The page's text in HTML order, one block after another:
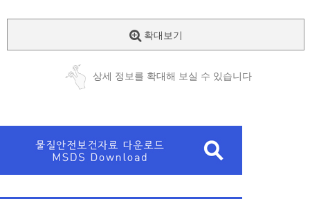
확대보기
상세 정보를 확대해 보실 수 있습니다